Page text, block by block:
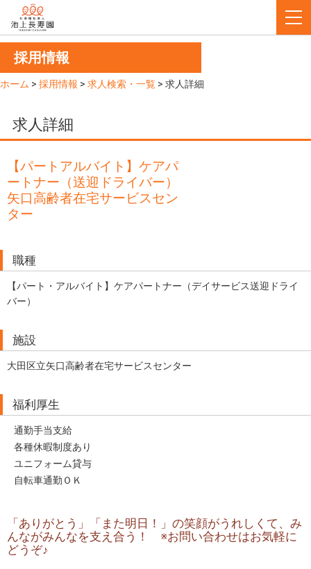
採用情報
ホーム > 採用情報 > 求人検索・一覧 > 求人詳細
求人詳細
【パートアルバイト】ケアパ
ートナー（送迎ドライバー）
矢口高齢者在宅サービスセン
ター
職種
【パート・アルバイト】ケアパートナー（デイサービス送迎ドライ
バー）
施設
大田区立矢口高齢者在宅サービスセンター
福利厚生
通勤手当支給
各種休暇制度あり
ユニフォーム貸与
自転車通勤ＯＫ
「ありがとう」「また明日！」の笑顔がうれしくて、み
んながみんなを支え合う！ ※お問い合わせはお気軽に
どうぞ♪